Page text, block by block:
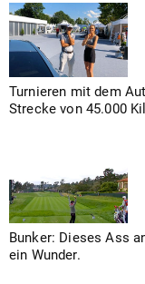
Turnieren mit dem
Strecke von 45.000
Bunker: Dieses Ass
ein Wunder.